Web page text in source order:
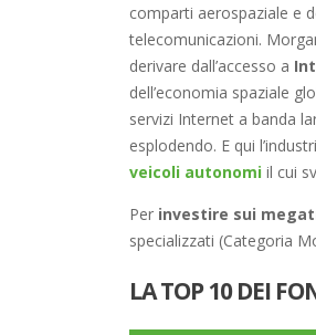
comparti aerospaziale e
telecomunicazioni.
derivare dall’accesso a
dell’economia spaziale
servizi Internet a banda
esplodendo. E qui
veicoli autonomi il cui
Per investire sui
specializzati (Categoria
LA TOP 10 DEI